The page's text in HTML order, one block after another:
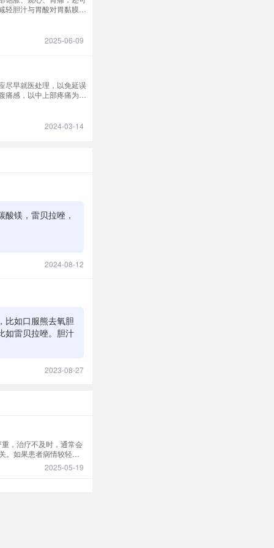
胆汁与胃酸对胃黏膜的
2025-06-09
尽早就医处理，以免延误
痛感，以中上部疼痛为
2024-03-14
镁，雷贝拉唑，
2024-08-12
比如口服熊去氧胆
如雷贝拉唑。胆汁
2023-08-27
，治疗不及时，通常会
如果患者病情较轻，
2025-05-19